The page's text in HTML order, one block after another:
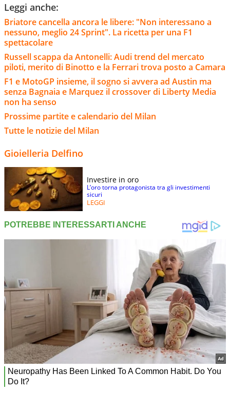
Leggi anche:
Briatore cancella ancora le libere: "Non interessano a
nessuno, meglio 24 Sprint". La ricetta per una F1
spettacolare
Russell scappa da Antonelli: Audi trend del mercato
piloti, merito di Binotto e la Ferrari trova posto a Camara
F1 e MotoGP insieme, il sogno si avvera ad Austin ma
senza Bagnaia e Marquez il crossover di Liberty Media
non ha senso
Prossime partite e calendario del Milan
Tutte le notizie del Milan
Gioielleria Delfino
Investire in oro
L’oro torna protagonista tra gli investimenti
sicuri
LEGGI